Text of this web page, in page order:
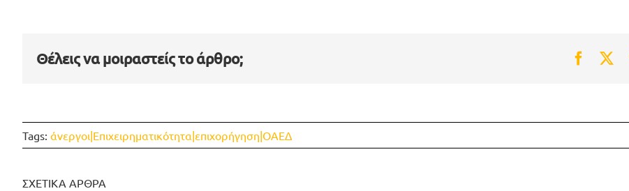
Θέλεις να μοιραστείς το άρθρο;
Tags: άνεργοι|Επιχειρηματικότητα|επιχορήγηση|ΟΑΕΔ
ΣΧΕΤΙΚΑ ΑΡΘΡΑ